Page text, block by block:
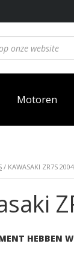
Motoren
/ KAWASAKI ZR7S 2004
HEBBEN